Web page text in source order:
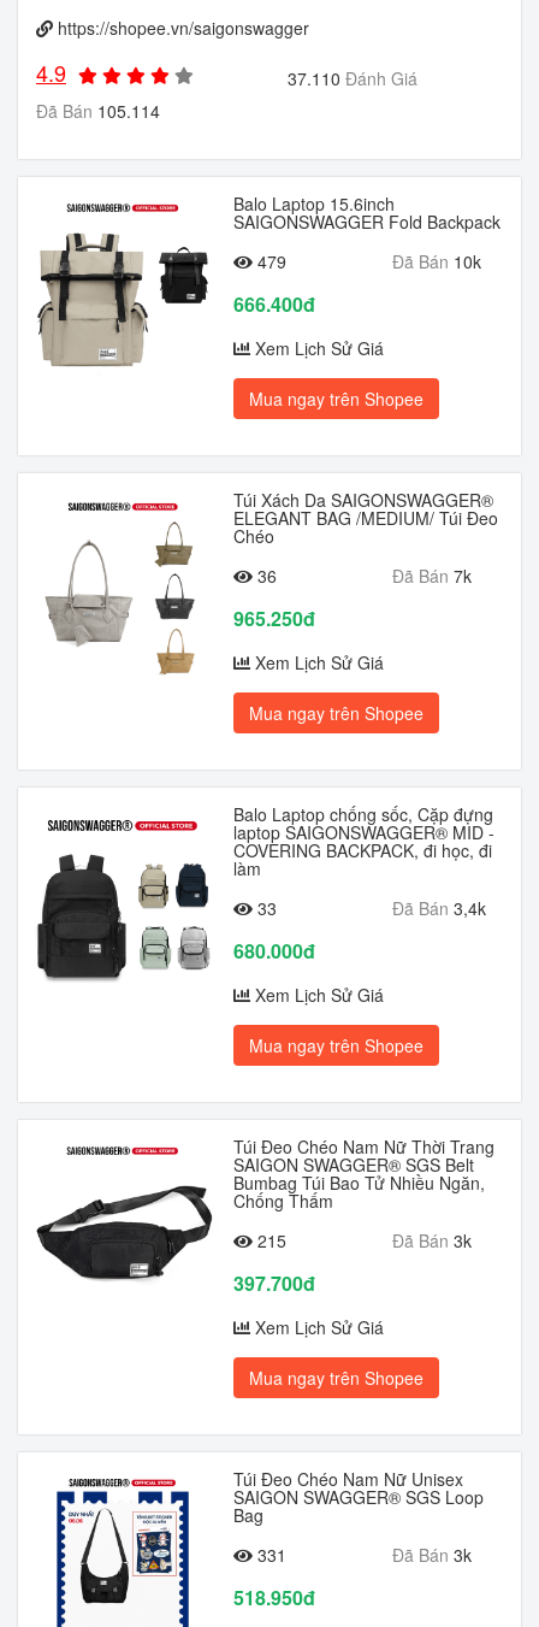
https://shopee.vn/saigonswagger
4.9 37.110 Đánh Giá
Đã Bán 105.114
Balo Laptop 15.6inch
SAIGONSWAGGER Fold Backpack
479
Đã Bán 10k
666.400đ
Xem Lịch Sử Giá
Mua ngay trên Shopee
Túi Xách Da SAIGONSWAGGER®
ELEGANT BAG /MEDIUM/ Túi Đeo
Chéo
36
Đã Bán 7k
965.250đ
Xem Lịch Sử Giá
Mua ngay trên Shopee
Balo Laptop chống sốc, Cặp đựng
laptop SAIGONSWAGGER® MID -
COVERING BACKPACK, đi học, đi
làm
33
Đã Bán 3,4k
680.000đ
Xem Lịch Sử Giá
Mua ngay trên Shopee
Túi Đeo Chéo Nam Nữ Thời Trang
SAIGON SWAGGER® SGS Belt
Bumbag Túi Bao Tử Nhiều Ngăn,
Chống Thấm
215
Đã Bán 3k
397.700đ
Xem Lịch Sử Giá
Mua ngay trên Shopee
Túi Đeo Chéo Nam Nữ Unisex
SAIGON SWAGGER® SGS Loop
Bag
331
Đã Bán 3k
518.950đ